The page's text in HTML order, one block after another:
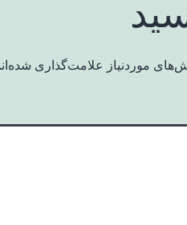
موردنیاز علامت‌گذاری